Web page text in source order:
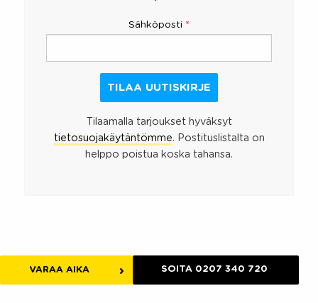
Sähköposti *
Tilaamalla tarjoukset hyväksyt
tietosuojakäytäntömme. Postituslistalta on
helppo poistua koska tahansa.
VARAA AIKA SOITA 0207 340 720